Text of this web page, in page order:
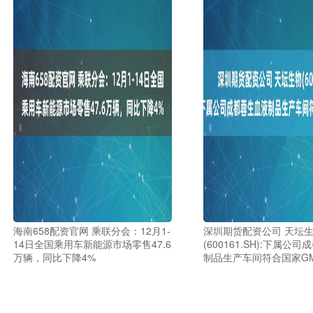
海南658配资官网 乘联分会：12月1-
14日全国乘用车新能源市场零售47.6
万辆，同比下降4%
深圳期货配资公司 天坛
(600161.SH):下属公司
制品生产车间符合国家